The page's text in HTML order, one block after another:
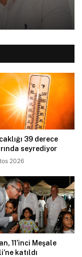
39 derece
seyrediyor
2026
11’inci Meşale
katıldı